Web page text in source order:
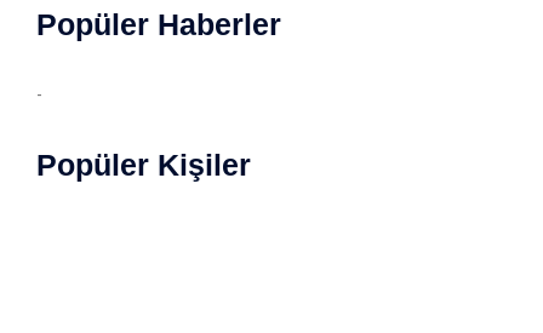
Popüler Haberler
-
Popüler Kişiler